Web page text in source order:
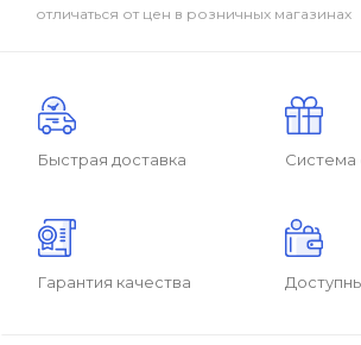
отличаться от цен в розничных магазинах
Быстрая доставка Система
Гарантия качества